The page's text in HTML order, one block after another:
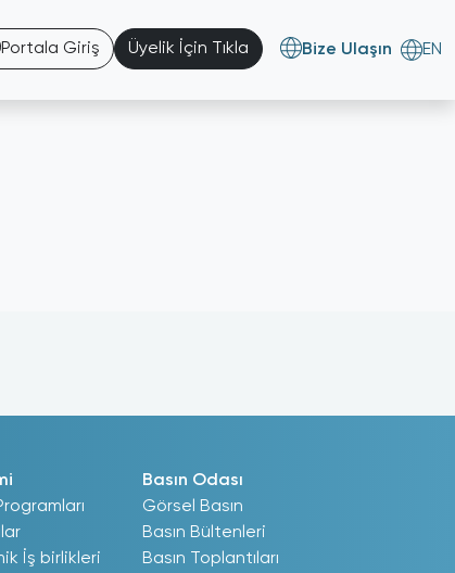
Portala Giriş Üyelik İçin Tıkla Bize Ulaşın EN
İş birlikleri
Basın Odası
Görsel Basın
Basın Bültenleri
Basın Toplantıları